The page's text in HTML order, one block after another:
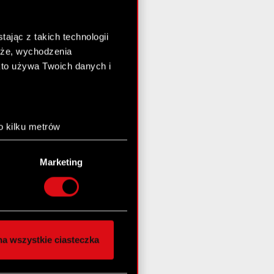
z takich technologii
wychodzenia
używa Twoich danych i
kilku metrów
(fingerprinting,
preferencje w
chwili.
i
innymi danymi
z naszej witryny,
Marketing
wszystkie ciasteczka